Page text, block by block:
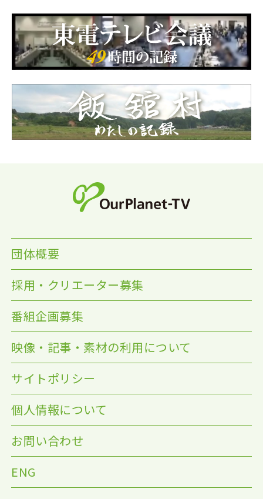
団体概要
採用・クリエーター募集
番組企画募集
映像・記事・素材の利用について
サイトポリシー
個人情報について
お問い合わせ
ENG